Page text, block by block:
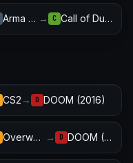
Arma Reforger → C Call of Duty: Warzone
CS2 → D DOOM (2016)
Overwatch 2 → D DOOM (2016)